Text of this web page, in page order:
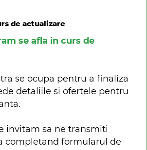
de actualizare
se afla in curs de
se ocupa pentru a finaliza
detaliile si ofertele pentru
invitam sa ne transmiti
completand formularul de